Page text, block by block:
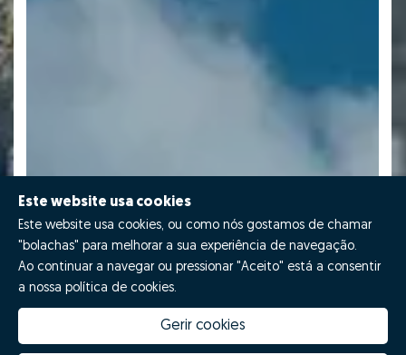
Este website usa cookies
Este website usa cookies, ou como nós gostamos de chamar
"bolachas" para melhorar a sua experiência de navegação.
Ao continuar a navegar ou pressionar "Aceito" está a consentir
a nossa política de cookies.
Gerir cookies